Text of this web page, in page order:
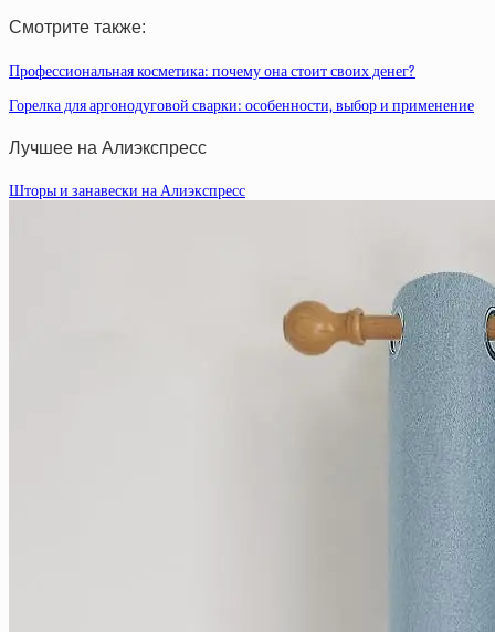
Смотрите также:
Профессиональная косметика: почему она стоит своих денег?
Горелка для аргонодуговой сварки: особенности, выбор и применение
Лучшее на Алиэкспресс
Шторы и занавески на Алиэкспресс